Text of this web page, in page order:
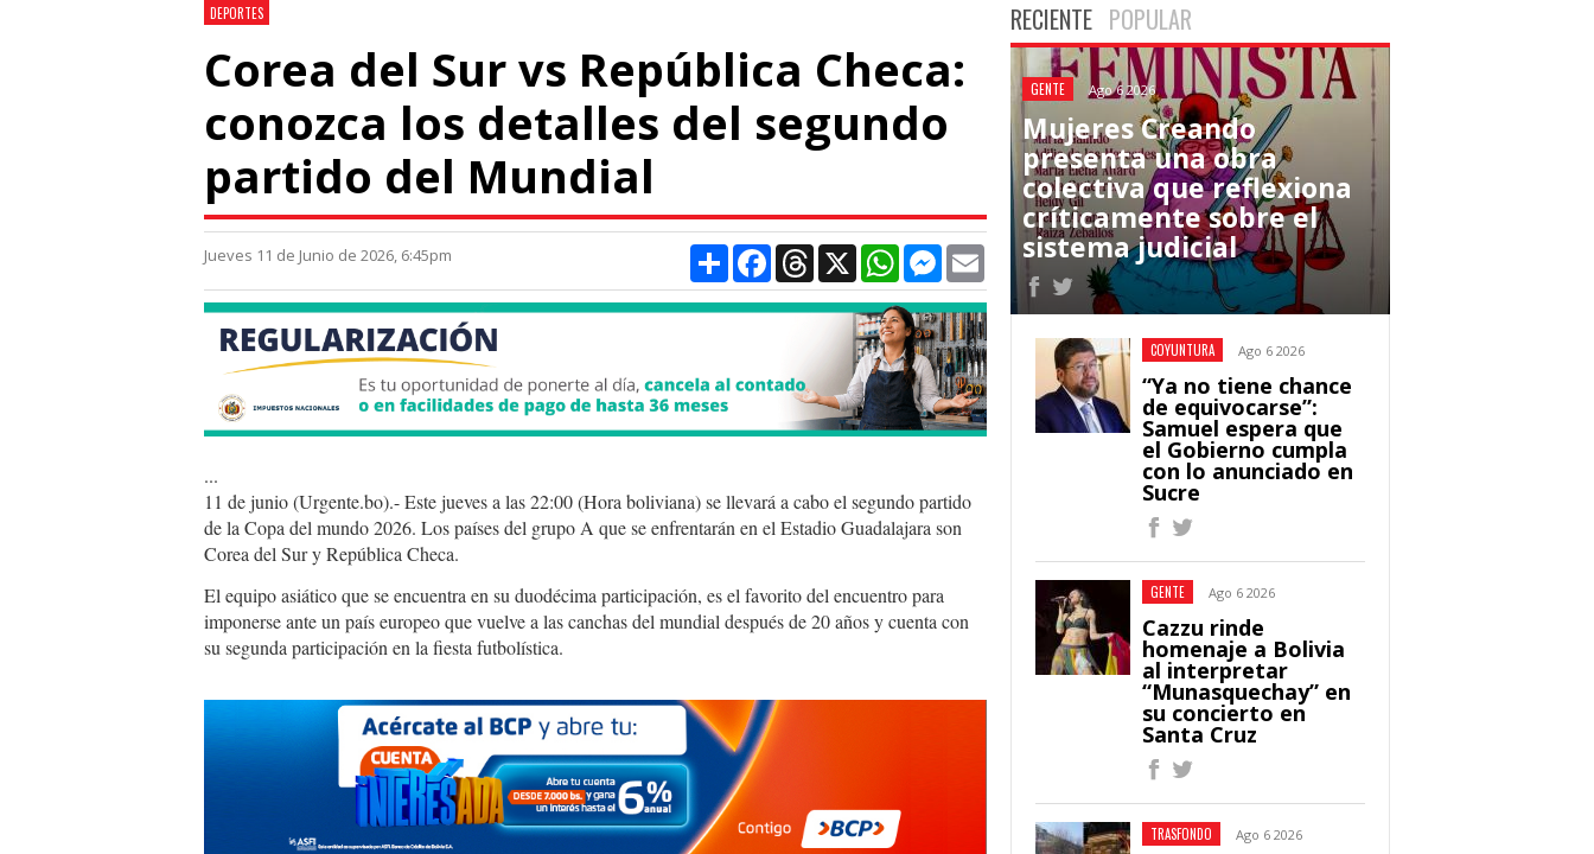
DEPORTES
Corea del Sur vs República Checa:
conozca los detalles del segundo
partido del Mundial
Jueves 11 de Junio de 2026, 6:45pm CompartirFacebookThreads
X WhatsAppMessengerEmail
...
11 de junio (Urgente.bo).- Este jueves a las 22:00 (Hora boliviana) se llevará a cabo el segundo partido
de la Copa del mundo 2026. Los países del grupo A que se enfrentarán en el Estadio Guadalajara son
Corea del Sur y República Checa.
El equipo asiático que se encuentra en su duodécima participación, es el favorito del encuentro para
imponerse ante un país europeo que vuelve a las canchas del mundial después de 20 años y cuenta con
su segunda participación en la fiesta futbolística.
RECIENTE POPULAR
GENTE Ago 6 2026
Mujeres Creando
presenta una obra
colectiva que reflexiona
críticamente sobre el
sistema judicial
COYUNTURA Ago 6 2026
“Ya no tiene chance
de equivocarse”:
Samuel espera que
el Gobierno cumpla
con lo anunciado en
Sucre
GENTE Ago 6 2026
Cazzu rinde
homenaje a Bolivia
al interpretar
“Munasquechay” en
su concierto en
Santa Cruz
TRASFONDO Ago 6 2026